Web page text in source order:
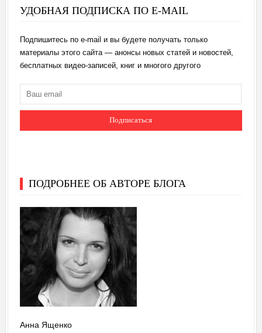
УДОБНАЯ ПОДПИСКА ПО E-MAIL
Подпишитесь по e-mail и вы будете получать только
материалы этого сайта — анонсы новых статей и новостей,
бесплатных видео-записей, книг и многого другого
ПОДРОБНЕЕ ОБ АВТОРЕ БЛОГА
Анна Ященко